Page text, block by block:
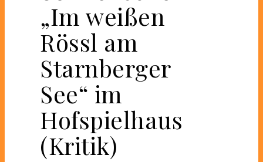
„Im weißen
Rössl am
Starnberger
See“ im
Hofspielhaus
(Kritik)